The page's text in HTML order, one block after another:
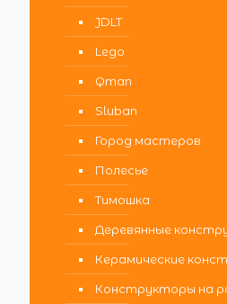
JDLT
Lego
Qman
Sluban
Город мастеров
Полесье
Тимошка
Деревянные
Керамические
Конструкторы на